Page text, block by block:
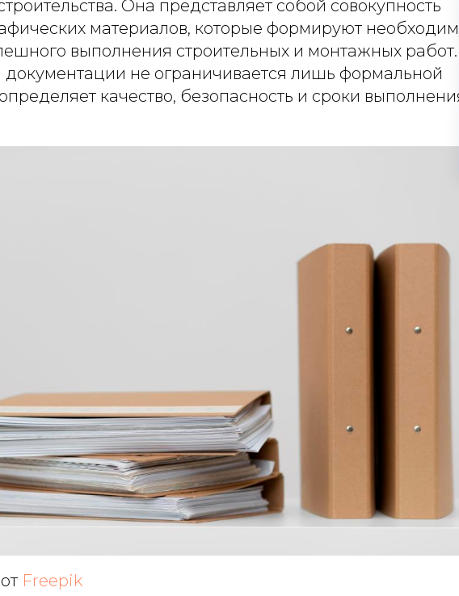
Она представляет собой совокупность
материалов, которые формируют
выполнения строительных и монтажных работ.
документации не ограничивается лишь формальной
качество, безопасность и сроки
Freepik